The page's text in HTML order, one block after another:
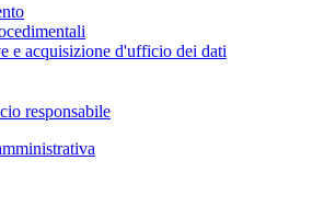
e acquisizione d'ufficio dei dati
responsabile